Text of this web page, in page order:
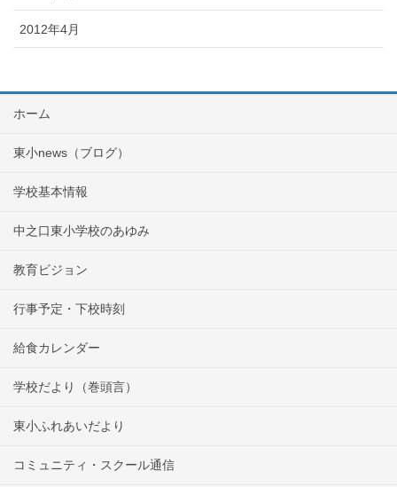
2012年4月
ホーム
東小news（ブログ）
学校基本情報
中之口東小学校のあゆみ
教育ビジョン
行事予定・下校時刻
給食カレンダー
学校だより（巻頭言）
東小ふれあいだより
コミュニティ・スクール通信